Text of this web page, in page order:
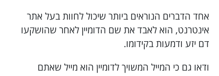
אחד הדברים הנוראים ביותר שיכול לחוות בעל אתר
אינטרנט, הוא לאבד את שם הדומיין לאחר שהושקעו
דם יזע ודמעות בקידומו.
ודאו גם כי המייל המשויך לדומיין הוא מייל שאתם